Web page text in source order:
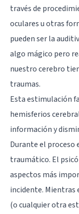
través de
oculares u otras
pueden ser la
algo mágico pero
nuestro cerebro
traumas.
Esta estimulación
hemisferios
información y
Durante el proceso
traumático. El
aspectos más
incidente. Mientras
(o cualquier otra